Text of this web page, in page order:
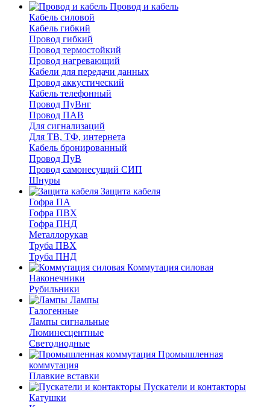
Провод и кабель
Кабель силовой
Кабель гибкий
Провод гибкий
Провод термостойкий
Провод нагревающий
Кабели для передачи данных
Провод аккустический
Кабель телефонный
Провод ПуВнг
Провод ПАВ
Для сигнализаций
Для ТВ, ТФ, интернета
Кабель бронированный
Провод ПуВ
Провод самонесущий СИП
Шнуры
Защита кабеля
Гофра ПА
Гофра ПВХ
Гофра ПНД
Металлорукав
Труба ПВХ
Труба ПНД
Коммутация силовая
Наконечники
Рубильники
Лампы
Галогенные
Лампы сигнальные
Люминесцентные
Светодиодные
Промышленная
коммутация
Плавкие вставки
Пускатели и контакторы
Катушки